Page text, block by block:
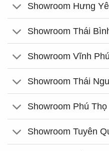
Showroom Hưng
Showroom Thái
Showroom Vĩnh
Showroom Thái
Showroom Phú Thọ
Showroom Tuyên